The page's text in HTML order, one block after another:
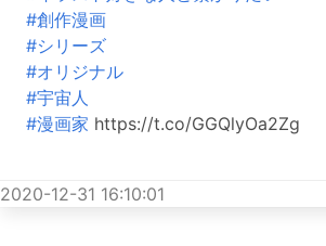
#創作漫画
#シリーズ
#オリジナル
#宇宙人
#漫画家 https://t.co/GGQlyOa2Zg
2020-12-31 16:10:01